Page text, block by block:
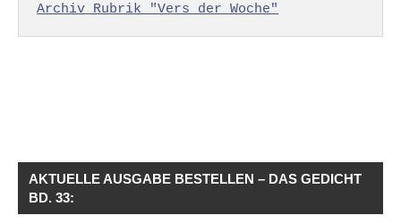
Archiv Rubrik "Vers der Woche"
AKTUELLE AUSGABE BESTELLEN – DAS GEDICHT
BD. 33: